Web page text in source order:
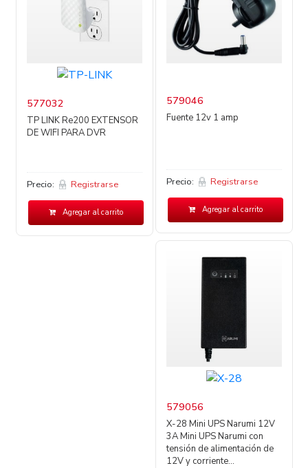
577032
TP LINK Re200 EXTENSOR
DE WIFI PARA DVR
Precio: Registrarse
Agregar al carrito
579046
Fuente 12v 1 amp
Precio: Registrarse
Agregar al carrito
579056
X-28 Mini UPS Narumi 12V
3A Mini UPS Narumi con
tensión de alimentación de
12V y corriente...